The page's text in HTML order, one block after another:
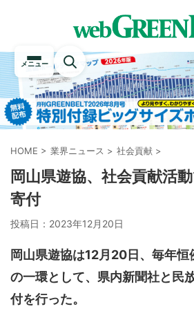
メニュー
HOME > 業界ニュース > 社会貢献 >
岡山県遊協、社会貢献活
寄付
投稿日： 2023年12月20日
岡山県遊協は12月20日、毎年恒
の一環として、県内新聞社と民
付を行った。